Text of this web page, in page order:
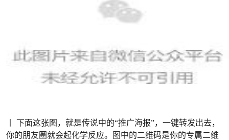
丨 下面这张图，就是传说中的“推广海报”，一键转发出去，
你的朋友圈就会起化学反应。图中的二维码是你的专属二维